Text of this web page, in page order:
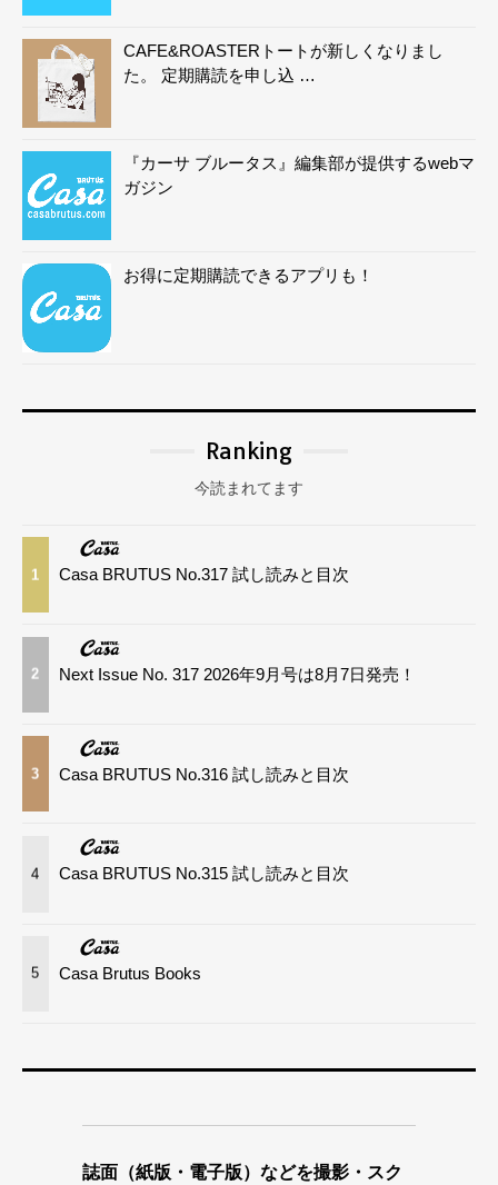
CAFE&ROASTERトートが新しくなりまし
た。 定期購読を申し込 …
『カーサ ブルータス』編集部が提供するwebマ
ガジン
お得に定期購読できるアプリも！
Ranking
今読まれてます
1 Casa BRUTUS No.317 試し読みと目次
2 Next Issue No. 317 2026年9月号は8月7日発売！
3 Casa BRUTUS No.316 試し読みと目次
4 Casa BRUTUS No.315 試し読みと目次
5 Casa Brutus Books
誌面（紙版・電子版）などを撮影・スク